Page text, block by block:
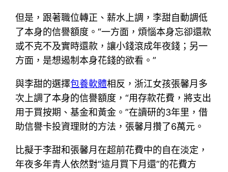
但是，跟著職位轉正、薪水上調，李甜自動調低
了本身的信譽額度。“一方面，煩惱本身忘卻還款
或不克不及實時還款，讓小錢滾成年夜錢；另一
方面，是想遏制本身花錢的欲看。”
與李甜的選擇包養軟體相反，浙江女孩張馨月多
次上調了本身的信譽額度，“用存款花費，將支出
用于買按期、基金和黃金。”在讀研的3年里，借
助信譽卡投資理財的方法，張馨月攢了6萬元。
比擬于李甜和張馨月在超前花費中的自在淡定，
年夜多年青人依然對“這月買下月還”的花費方